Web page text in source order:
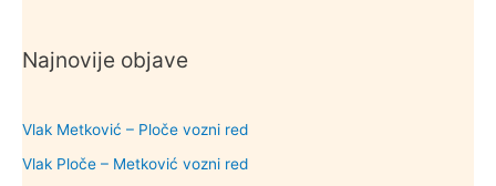
Najnovije objave
Vlak Metković – Ploče vozni red
Vlak Ploče – Metković vozni red